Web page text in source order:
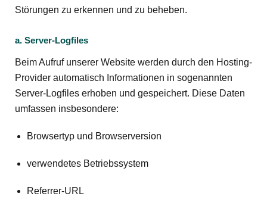
Störungen zu erkennen und zu beheben.
a. Server-Logfiles
Beim Aufruf unserer Website werden durch den Hosting-
Provider automatisch Informationen in sogenannten
Server-Logfiles erhoben und gespeichert. Diese Daten
umfassen insbesondere:
Browsertyp und Browserversion
verwendetes Betriebssystem
Referrer-URL